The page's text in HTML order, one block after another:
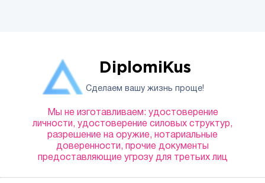
DiplomiKus
Сделаем вашу жизнь проще!
Мы не изготавливаем: удостоверение
личности, удостоверение силовых структур,
разрешение на оружие, нотариальные
доверенности, прочие документы
предоставляющие угрозу для третьих лиц